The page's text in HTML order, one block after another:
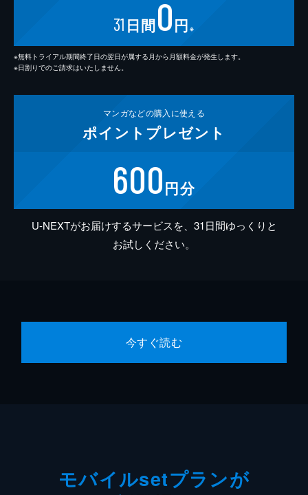
31 日間0円 ※
※無料トライアル期間終了日の翌日が属する月から月額料金が発生します。
※日割りでのご請求はいたしません。
マンガなどの購入に使える
ポイント プレゼント
600円分
U-NEXTがお届けするサービスを、31日間ゆっくりと
お試しください。
今すぐ読む
モバイルsetプランが